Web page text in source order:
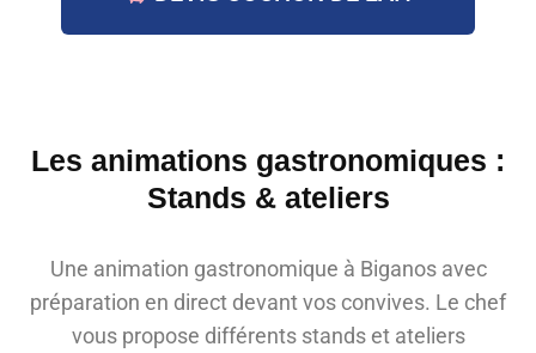
Les animations gastronomiques :
Stands & ateliers
Une animation gastronomique à Biganos avec
préparation en direct devant vos convives. Le chef
vous propose différents stands et ateliers